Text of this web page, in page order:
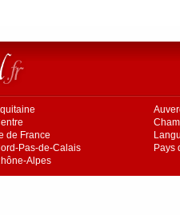
de France
Pas-de-Calais
Pays
Alpes